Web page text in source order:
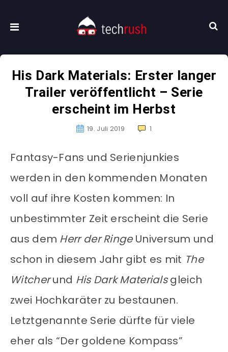
His Dark Materials: Erster langer
Trailer veröffentlicht – Serie
erscheint im Herbst
19. Juli 2019 1
Fantasy-Fans und Serienjunkies
werden in den kommenden Monaten
voll auf ihre Kosten kommen: In
unbestimmter Zeit erscheint die Serie
aus dem Herr der RingeUniversum und
schon in diesem Jahr gibt es mit The
Witcherund His Dark Materialsgleich
zwei Hochkaräter zu bestaunen.
Letztgenannte Serie dürfte für viele
eher als “Der goldene Kompass”